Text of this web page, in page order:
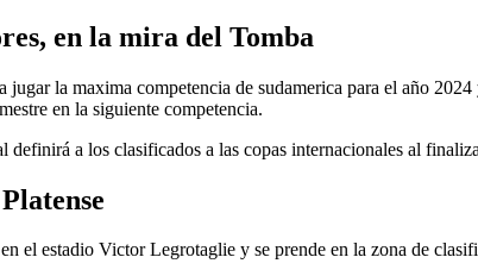
en la mira del Tomba
la maxima competencia de sudamerica para el año
en la siguiente competencia.
definirá a los clasificados a las copas internacionales al
el estadio Victor Legrotaglie y se prende en la zona de